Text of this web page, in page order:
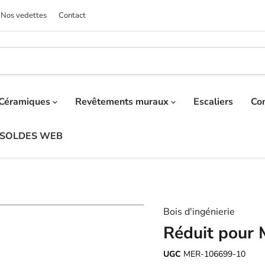
Nos vedettes Contact
Revêtements muraux Escaliers
SOLDES WEB
Bois d'ingénierie
Réduit pour
UGC MER-106699-10